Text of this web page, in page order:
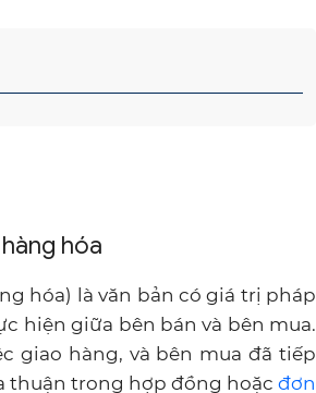
hóa
hóa) là văn bản có giá trị pháp
hiện giữa bên bán và bên mua.
giao hàng, và bên mua đã tiếp
thuận trong hợp đồng hoặc đơn